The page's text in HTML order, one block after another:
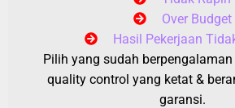
Over Budget
Hasil Pekerjaan
Pilih yang sudah
quality control yang ketat &
garansi.